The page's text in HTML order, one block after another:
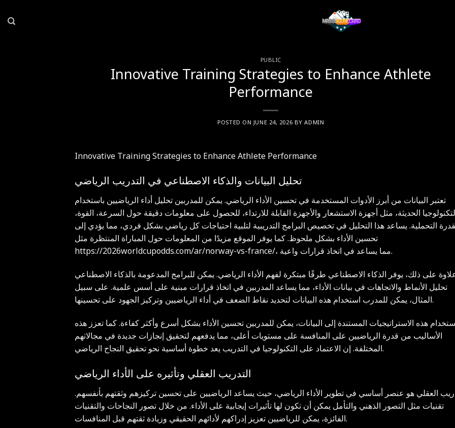
PUBLIC
Innovative Training Strategies to Enhance Athlete
Performance
POSTED ON JUNE 24, 2026 BYADMIN
Innovative Training Strategies to Enhance Athlete Performance
تحليل البيانات والذكاء الاصطناعي في التدريب الرياضي
تعتبر البيانات من أبرز الأدوات المستخدمة في تحسين الأداء الرياضي. يمكن للمدربين تحليل أداء الرياضيين باستخدام
الحديثة، مثل أجهزة الاستشعار والأجهزة القابلة للارتداء، للحصول على معلومات دقيقة حول السرعة، القوة،
التحملية. يساعد هذا التحليل في تخصيص البرامج التدريبية لتلبية احتياجات كل رياضي بشكل فردي، مما يؤدي إلى
تحسين الأداء بشكل ملحوظ. كما يوفر الموقع مزيدًا من المعلومات حول المباراة المنتظرة مثل
https://2026worldcupodds.com/ar/norway-vs-france/
، مما يساعد في اتخاذ قرارات واعية.
على ذلك، يوفر الذكاء الاصطناعي طرقًا مبتكرة لفهم الأداء الرياضي. يمكن للبرامج المدعومة بالذكاء الاصطناعي
تحليل الأنماط والاتجاهات في بيانات الأداء، مما يساعد المدربين في اتخاذ قرارات مبنية على أسس علمية. على سبيل
المثال، يمكن للمدرب استخدام هذه البيانات لتحديد نقاط الضعف في أداء الرياضيين وتركيز الجهود على تحسينها.
هذه الاستراتيجيات المستندة إلى البيانات، يمكن للمدربين تحسين الأداء بشكل أسرع وأكثر كفاءة. كما تعزز هذه
الأساليب من قدرة الرياضيين على المنافسة على مستويات أعلى، مما يدفعهم لتحقيق إنجازات جديدة في مجالاتهم
المختلفة. إن الاعتماد على التكنولوجيا في التدريب يعد خطوة أساسية نحو تحقيق النجاح الرياضي.
التدريب العقلي وتأثيره على الأداء الرياضي
العقلي هو عنصر أساسي في تطوير الأداء الرياضي، حيث يساعد الرياضيين على تحسين تركيزهم وثقتهم بأنفسهم.
تقنيات مثل التصور الذهني والتأمل يمكن أن تكون لها تأثيرات إيجابية على الأداء. من خلال تصور النجاحات والتقنيات
الفائزة، يمكن للرياضيين تعزيز إدراكهم لأدائهم الحقيقي وزيادة ثقتهم قبل المنافسات.